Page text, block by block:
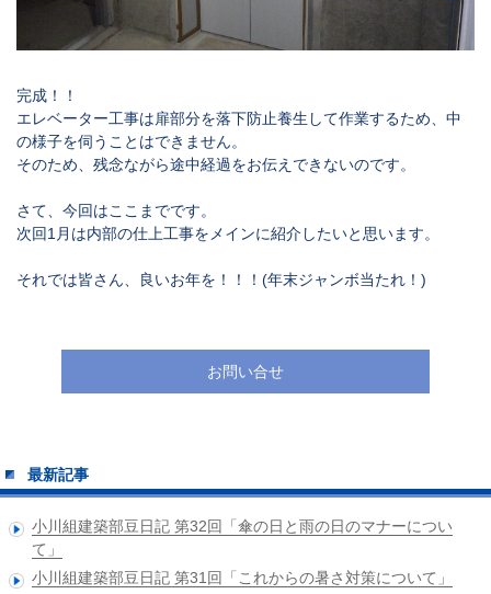
完成！！
エレベーター工事は扉部分を落下防止養生して作業するため、中
の様子を伺うことはできません。
そのため、残念ながら途中経過をお伝えできないのです。
さて、今回はここまでです。
次回1月は内部の仕上工事をメインに紹介したいと思います。
それでは皆さん、良いお年を！！！(年末ジャンボ当たれ！)
お問い合せ
最新記事
小川組建築部豆日記 第32回「傘の日と雨の日のマナーについ
て」
小川組建築部豆日記 第31回「これからの暑さ対策について」